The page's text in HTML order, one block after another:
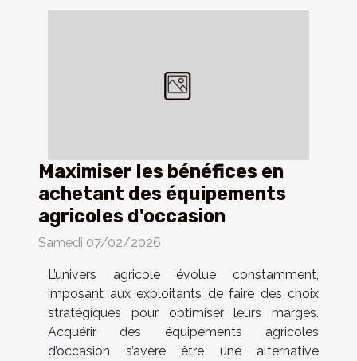
Maximiser les bénéfices en
achetant des équipements
agricoles d'occasion
Samedi 07/02/2026
L’univers agricole évolue constamment,
imposant aux exploitants de faire des choix
stratégiques pour optimiser leurs marges.
Acquérir des équipements agricoles
d’occasion s’avère être une alternative